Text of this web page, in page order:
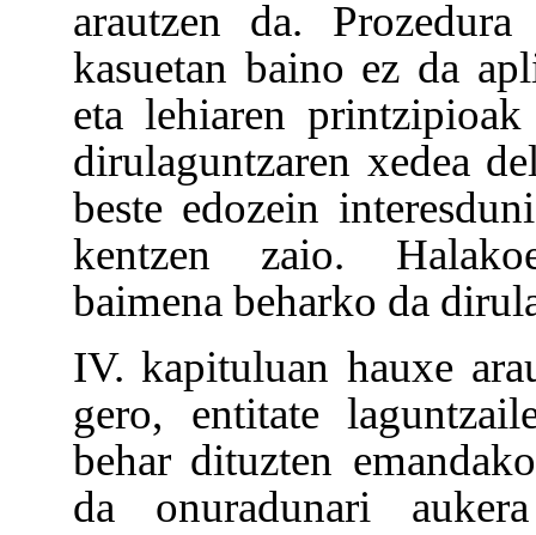
arautzen da.
kasuetan baino ez da
eta lehiaren
dirulaguntzaren xedea
beste edozein
kentzen zaio.
baimena beharko da
IV. kapituluan hauxe
gero, entitate
behar dituzten
da onuradunari